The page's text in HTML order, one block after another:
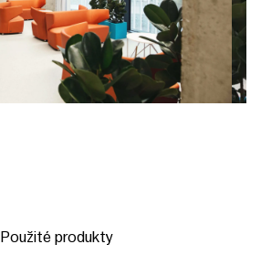
Použité produkty